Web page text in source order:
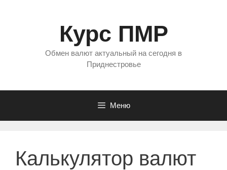
Курс ПМР
Обмен валют актуальный на сегодня в
Приднестровье
Меню
Калькулятор валют